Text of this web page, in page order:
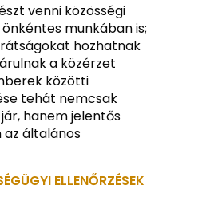
venni közösségi
munkában is;
hozhatnak
a közérzet
közötti
tehát nemcsak
hanem jelentős
az általános
ELLENŐRZÉSEK